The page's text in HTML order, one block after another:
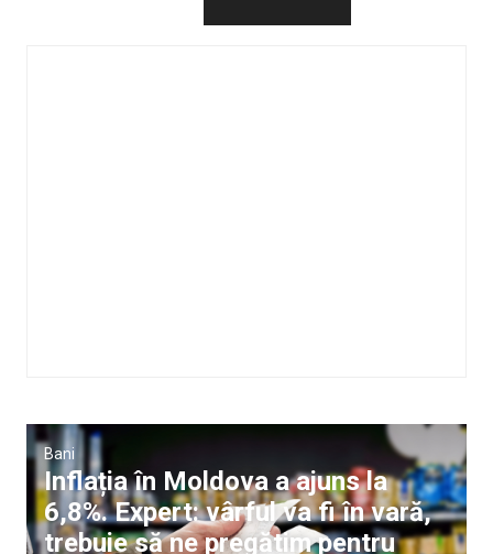
Bani
Inflația în Moldova a ajuns la
6,8%. Expert: vârful va fi în vară,
trebuie să ne pregătim pentru